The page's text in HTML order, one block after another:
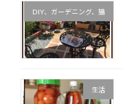
DIY、ガーデニング、猫
生活